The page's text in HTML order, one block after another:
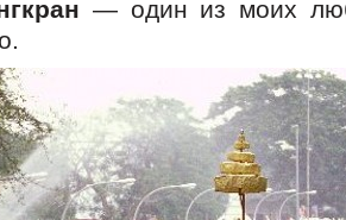
— один из моих